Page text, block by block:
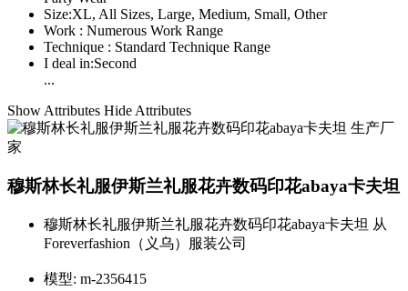
Size:XL, All Sizes, Large, Medium, Small, Other
Work : Numerous Work Range
Technique : Standard Technique Range
I deal in:Second
...
Show Attributes Hide Attributes
穆斯林长礼服伊斯兰礼服花卉数码印花abaya卡夫坦
穆斯林长礼服伊斯兰礼服花卉数码印花abaya卡夫坦 从
Foreverfashion（义乌）服装公司
模型: m-2356415